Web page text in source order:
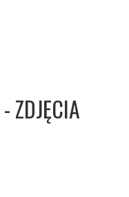
ZDJĘCIA